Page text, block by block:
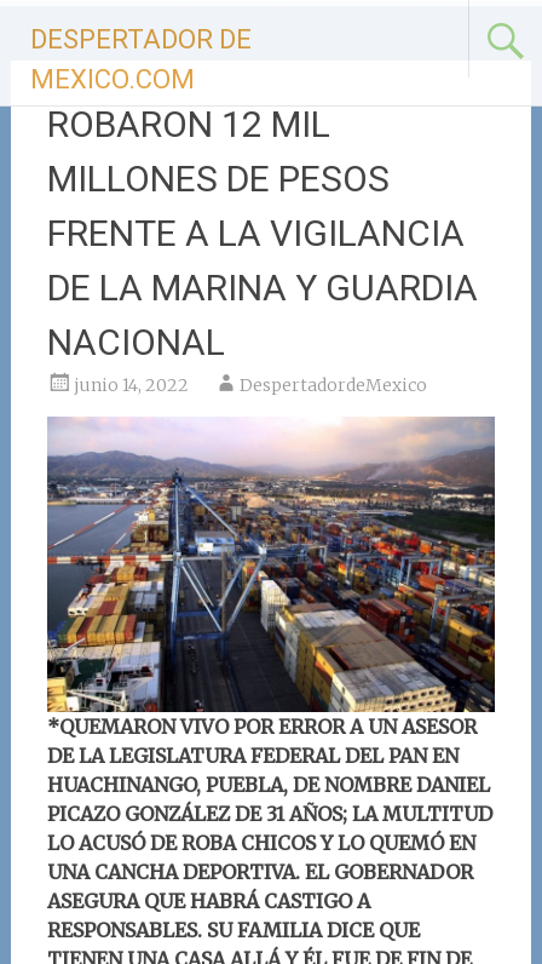
contenido
DESPERTADOR DE
MEXICO.COM
ROBARON 12 MIL
MILLONES DE PESOS
FRENTE A LA VIGILANCIA
DE LA MARINA Y GUARDIA
NACIONAL
junio 14, 2022 DespertadordeMexico
*QUEMARON VIVO POR ERROR A UN ASESOR
DE LA LEGISLATURA FEDERAL DEL PAN EN
HUACHINANGO, PUEBLA, DE NOMBRE DANIEL
PICAZO GONZÁLEZ DE 31 AÑOS; LA MULTITUD
LO ACUSÓ DE ROBA CHICOS Y LO QUEMÓ EN
UNA CANCHA DEPORTIVA. EL GOBERNADOR
ASEGURA QUE HABRÁ CASTIGO A
RESPONSABLES. SU FAMILIA DICE QUE
TIENEN UNA CASA ALLÁ Y ÉL FUE DE FIN DE